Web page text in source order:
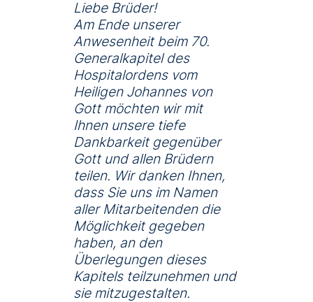
Liebe Brüder!
Am Ende unserer
Anwesenheit beim 70.
Generalkapitel des
Hospitalordens vom
Heiligen Johannes von
Gott möchten wir mit
Ihnen unsere tiefe
Dankbarkeit gegenüber
Gott und allen Brüdern
teilen. Wir danken Ihnen,
dass Sie uns im Namen
aller Mitarbeitenden die
Möglichkeit gegeben
haben, an den
Überlegungen dieses
Kapitels teilzunehmen und
sie mitzugestalten.